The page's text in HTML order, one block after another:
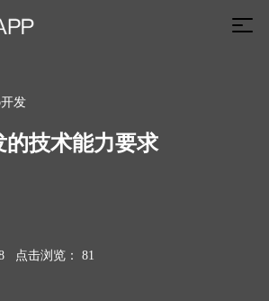
开发
的技术能力要求
点击浏览： 81